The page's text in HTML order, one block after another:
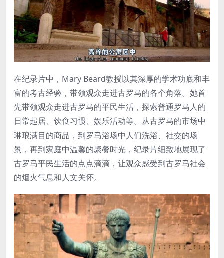
在纪录片中，Mary Beard教授以其深厚的学术功底和丰
富的考古经验，带领观众走进古罗马的各个角落。她首
先带领观众走进古罗马的平民生活，探索普通罗马人的
日常起居、饮食习惯、娱乐活动等。从古罗马的市场中
琳琅满目的商品，到罗马浴场中人们洗浴、社交的场
景，再到家庭中温馨的聚餐时光，纪录片细致地展现了
古罗马平民生活的点点滴滴，让观众感受到古罗马社会
的烟火气息和人文关怀。